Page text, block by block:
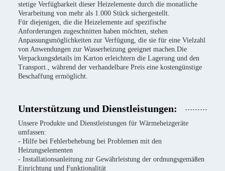
stetige Verfügbarkeit dieser Heizelemente durch die monatliche
Verarbeitung von mehr als 1.000 Stück sichergestellt.
Für diejenigen, die die Heizelemente auf spezifische
Anforderungen zugeschnitten haben möchten, stehen
Anpassungsmöglichkeiten zur Verfügung, die sie für eine Vielzahl
von Anwendungen zur Wasserheizung geeignet machen.Die
Verpackungsdetails im Karton erleichtern die Lagerung und den
Transport., während der verhandelbare Preis eine kostengünstige
Beschaffung ermöglicht.
Unterstützung und Dienstleistungen:
Unsere Produkte und Dienstleistungen für Wärmeheizgeräte
umfassen:
- Hilfe bei Fehlerbehebung bei Problemen mit den
Heizungselementen
- Installationsanleitung zur Gewährleistung der ordnungsgemäßen
Einrichtung und Funktionalität